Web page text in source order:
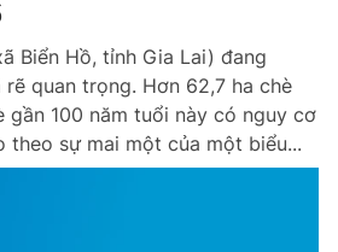
Biển Hồ, tỉnh Gia Lai) đang
quan trọng. Hơn 62,7 ha chè
gần 100 năm tuổi này có nguy cơ
theo sự mai một của một biểu...